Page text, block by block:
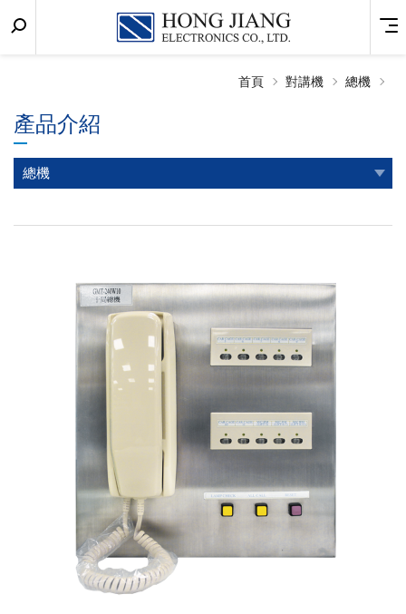
宏
鍵
首頁 對講機 總機
產品介紹
總機